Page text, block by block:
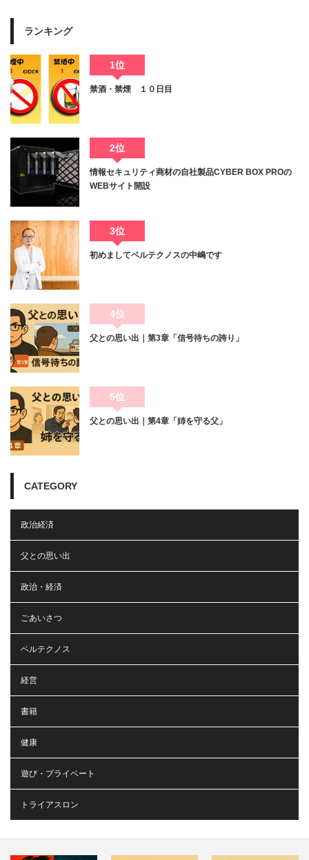
ランキング
1位
禁酒・禁煙 １０日目
2位
情報セキュリティ商材の自社製品CYBER BOX PROの
WEBサイト開設
3位
初めましてベルテクノスの中嶋です
4位
父との思い出｜第3章「信号待ちの誇り」
5位
父との思い出｜第4章「姉を守る父」
CATEGORY
政治経済
父との思い出
政治・経済
ごあいさつ
ベルテクノス
経営
書籍
健康
遊び・プライベート
トライアスロン